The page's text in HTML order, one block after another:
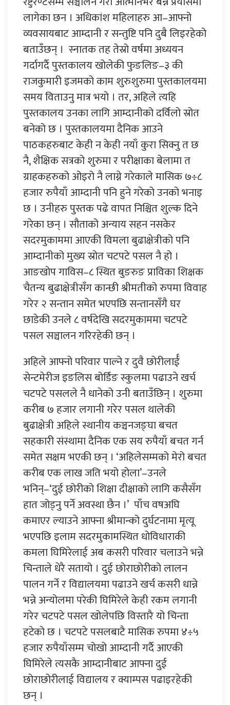
लागेका छन । अधिकांश महिलाहरु आ–आफ्नो
व्यवसायबाट आम्दानी र सन्तुष्टि पनि दुबै लिइरहेको
बताउँछन् । स्नातक तह तेस्रो वर्षमा अध्ययन
गर्दागर्दै पुस्तकालय खोलेकी फुङलिङ–३ की
राजकुमारी इजमको काम शुरुशुरुमा पुस्तकालयमा
समय विताउनु मात्र भयो । तर, अहिले त्यहि
पुस्तकालय उनका लागि आम्दानीको दर्विलो स्रोत
बनेको छ । पुस्तकालयमा दैनिक आउने
पाठकहरुबाट केही न केही नयाँ कुरा सिक्नु त छ
नै, शैक्षिक सत्रको शुरुमा र परीक्षाका बेलामा त
ग्राहकहरुको ओइरो नै लाग्ने गरेकाले मासिक ७÷८
हजार रुपैयाँ आम्दानी पनि हुने गरेको उनको भनाइ
छ । उनीहरु पुस्तक पढे वापत निश्चित शुल्क दिने
गरेका छन् । सौताको अन्याय सहन नसकेर
सदरमुकाममा आएकी विमला बुढाक्षेत्रीको पनि
आम्दानीको मुख्य स्रोत चटपटे पसल नै हो ।
आङखोप गाविस–८ स्थित बुङरुङ प्राविका शिक्षक
चैतन्य बुढाक्षेत्रीसँग कान्छी श्रीमतीको रुपमा विवाह
गरेर २ सन्तान समेत भएपछि सन्तानसँगै घर
छाडेकी उनले ८ वर्षदेखि सदरमुकाममा चटपटे
पसल सञ्चालन गरिरहेकी छन् ।
अहिले आफ्नो परिवार पाल्ने र दुवै छोरीलार्ई
सेन्टमेरीज इङलिस बोर्डिङ स्कुलमा पढाउने खर्च
चटपटे पसलले नै धानेको उनी बताउँछिन् । शुरुमा
करीब ७ हजार लगानी गरेर पसल थालेकी
बुढाक्षेत्री अहिले स्थानीय कञ्चनजङ्घा बचत
सहकारी संस्थामा दैनिक एक सय रुपैयाँ बचत गर्न
समेत सक्षम भएकी छन् । ‘अहिलेसम्मको मेरो बचत
करीब एक लाख जति भयो होला’–उनले
भनिन्–‘दुई छोरीको शिक्षा दीक्षाको लागि कसैसँग
हात जोड्नु पर्ने अवस्था छैन ।’ पाँच वषअघि
कमाएर ल्याउने आफ्ना श्रीमान्को दुर्घटनामा मृत्यू
भएपछि इलाम सदरमुकामस्थित धोविधाराकी
कमला घिमिरेलाई अब कसरी परिवार चलाउने भन्ने
चिन्ताले धेरै सतायो । दुई छोराछोरीको लालन
पालन गर्ने र विद्यालयमा पढाउने खर्च कसरी धान्ने
भन्ने अन्योलमा परेकी घिमिरेले केही रकम लगानी
गरेर चटपटे पसल खोलेपछि विस्तारै यो चिन्ता
हटेको छ । चटपटे पसलबाटै मासिक रुपमा ४÷५
हजार रुपैयाँसम्म चोखो आम्दानी गर्दै आएकी
घिमिरेले त्यसकै आम्दानीबाट आफ्ना दुई
छोराछोरीलाई विद्यालय र क्याम्पस पढाइरहेकी
छन् ।